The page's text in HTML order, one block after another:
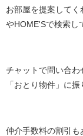
お部屋を提案して
やHOME'Sで検索し
チャットで問い合わ
「おとり物件」に
仲介手数料の割引も